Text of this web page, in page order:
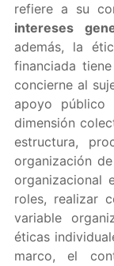
refiere a su
intereses
además, la
financiada
concierne al
apoyo público
dimensión
estructura,
organización
organizacional
roles, realizar
variable
éticas
marco, el